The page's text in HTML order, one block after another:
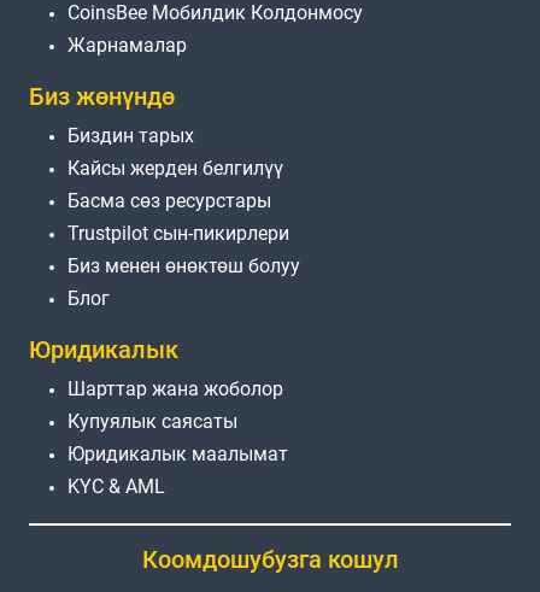
CoinsBee Мобилдик Колдонмосу
Жарнамалар
Биз жөнүндө
Биздин тарых
Кайсы жерден белгилүү
Басма сөз ресурстары
Trustpilot сын-пикирлери
Биз менен өнөктөш болуу
Блог
Юридикалык
Шарттар жана жоболор
Купуялык саясаты
Юридикалык маалымат
KYC & AML
Коомдошубузга кошул